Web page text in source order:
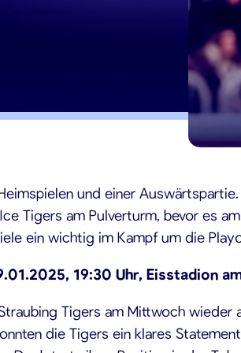
und einer
Tigers am Pulverturm, bevor es
ein wichtig im Kampf um die
19:30 Uhr, Eisstadion
Tigers am Mittwoch
die Tigers ein klares